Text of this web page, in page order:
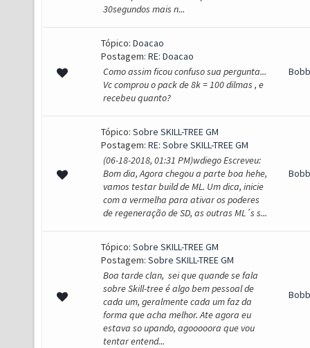
30segundos mais n...
Tópico: Doacao
Postagem: RE: Doacao
Como assim ficou confuso sua pergunta...
Vc comprou o pack de 8k = 100 dilmas , e
recebeu quanto?
Tópico: Sobre SKILL-TREE GM
Postagem: RE: Sobre SKILL-TREE GM
(06-18-2018, 01:31 PM)wdiego Escreveu:
Bom dia, Agora chegou a parte boa hehe,
vamos testar build de ML. Um dica, inicie
com a vermelha para ativar os poderes
de regeneração de SD, as outras ML´s s...
Tópico: Sobre SKILL-TREE GM
Postagem: Sobre SKILL-TREE GM
Boa tarde clan, sei que quande se fala
sobre Skill-tree é algo bem pessoal de
cada um, geralmente cada um faz da
forma que acha melhor. Ate agora eu
estava so upando, agooooora que vou
tentar entend...